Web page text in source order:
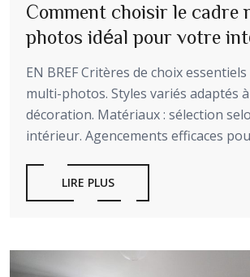
Comment choisir le cadre
photos idéal pour votre
EN BREF Critères de choix
multi-photos. Styles variés adaptés
décoration. Matériaux : sélection
intérieur. Agencements efficaces
LIRE PLUS